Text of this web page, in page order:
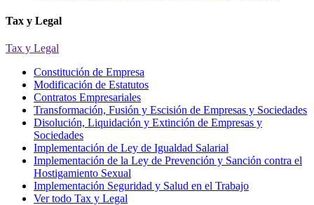
Tax y Legal
Tax y Legal
Constitución de Empresa
Modificación de Estatutos
Contratos Empresariales
Transformación, Fusión y Escisión de Empresas y Sociedades
Disolución, Liquidación y Extinción de Empresas y
Sociedades
Implementación de Ley de Igualdad Salarial
Implementación de la Ley de Prevención y Sanción contra el
Hostigamiento Sexual
Implementación Seguridad y Salud en el Trabajo
Ver todo Tax y Legal